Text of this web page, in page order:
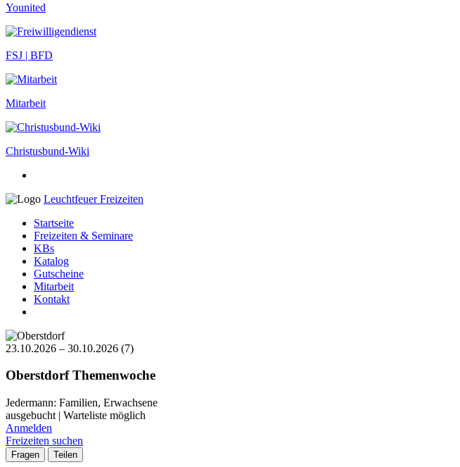
Younited
FSJ | BFD
Mitarbeit
Christusbund-Wiki
Leuchtfeuer Freizeiten
Startseite
Freizeiten & Seminare
KBs
Katalog
Gutscheine
Mitarbeit
Kontakt
23.10.2026 – 30.10.2026 (7)
Oberstdorf Themenwoche
Jedermann: Familien, Erwachsene
ausgebucht | Warteliste möglich
Anmelden
Freizeiten suchen
Fragen Teilen